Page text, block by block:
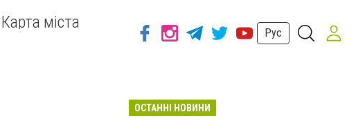
Карта міста
Рус
ОСТАННІ НОВИНИ